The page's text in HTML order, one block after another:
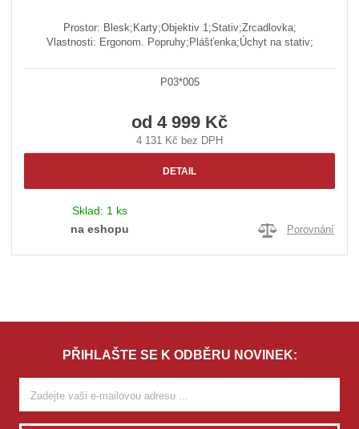
Prostor: Blesk;Karty;Objektiv 1;Stativ;Zrcadlovka;
Vlastnosti: Ergonom. Popruhy;Plášťenka;Úchyt na stativ;
P03*005
od 4 999 Kč
4 131 Kč bez DPH
DETAIL
Sklad: 1 ks
na eshopu
Porovnání
PŘIHLAŠTE SE K ODBĚRU NOVINEK: